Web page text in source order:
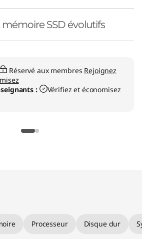
SSD évolutifs
Réservé aux membres Rejoignez
:
Vérifiez et économisez
Processeur Disque dur